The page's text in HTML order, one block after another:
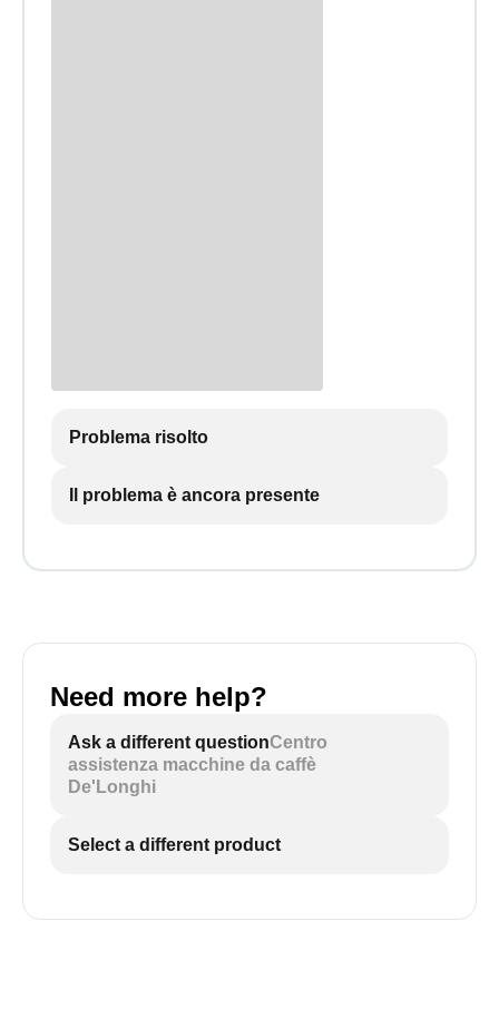
Problema risolto
Il problema è ancora presente
Need more help?
Ask a different questionCentro
assistenza macchine da caffè
De'Longhi
Select a different product